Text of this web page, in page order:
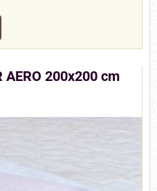
AERO 200x200 cm